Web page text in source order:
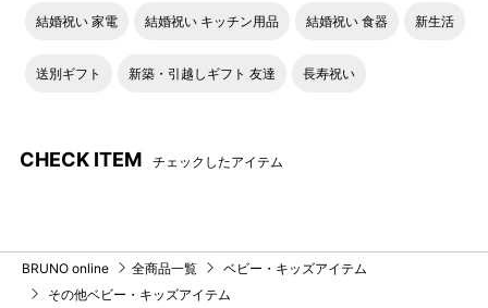
結婚祝い 家電 結婚祝い キッチン用品 結婚祝い 食器 新生活
送別ギフト 新築・引越しギフト 友達 長寿祝い
CHECK ITEM チェックしたアイテム
BRUNO online 全商品一覧
ベビー・キッズアイテム
その他ベビー・キッズアイテム